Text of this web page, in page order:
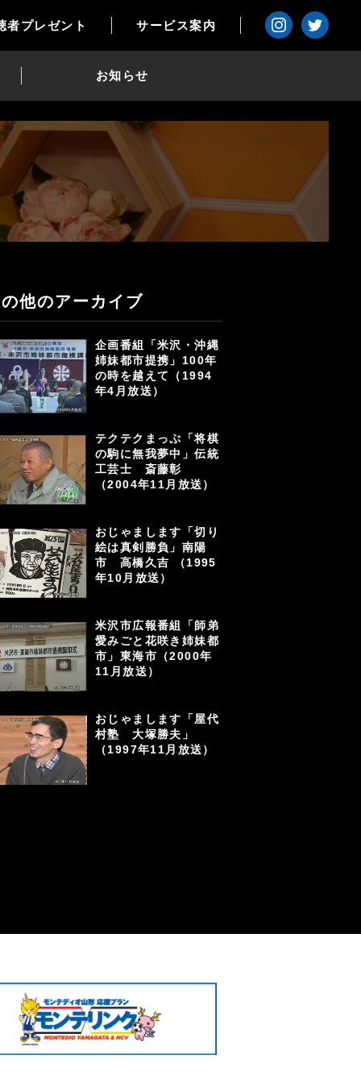
者プレゼント サービス案内
お知らせ
その他のアーカイブ
企画番組「米沢・沖縄
姉妹都市提携」100年
の時を越えて（1994
年4月放送）
テクテクまっぷ「将棋
の駒に無我夢中」伝統
工芸士 斎藤彰
（2004年11月放送）
おじゃまします「切り
絵は真剣勝負」南陽
市 高橋久吉 （1995
年10月放送）
米沢市広報番組「師弟
愛みごと花咲き姉妹都
市」東海市（2000年
11月放送）
おじゃまします「屋代
村塾 大塚勝夫」
（1997年11月放送）